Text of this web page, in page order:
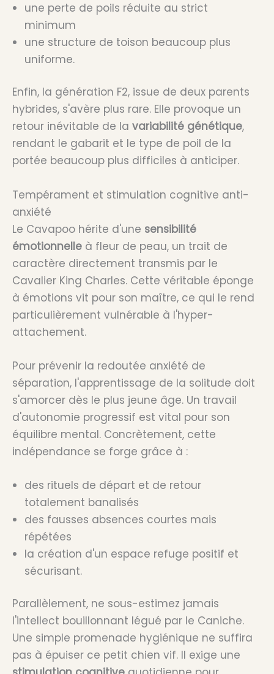
une perte de poils réduite au strict
minimum
une structure de toison beaucoup plus
uniforme.
Enfin, la génération F2, issue de deux parents
hybrides, s'avère plus rare. Elle provoque un
retour inévitable de la variabilité génétique,
rendant le gabarit et le type de poil de la
portée beaucoup plus difficiles à anticiper.
Tempérament et stimulation cognitive anti-
anxiété
Le Cavapoo hérite d'une sensibilité
émotionnelle à fleur de peau, un trait de
caractère directement transmis par le
Cavalier King Charles. Cette véritable éponge
à émotions vit pour son maître, ce qui le rend
particulièrement vulnérable à l'hyper-
attachement.
Pour prévenir la redoutée anxiété de
séparation, l'apprentissage de la solitude doit
s'amorcer dès le plus jeune âge. Un travail
d'autonomie progressif est vital pour son
équilibre mental. Concrètement, cette
indépendance se forge grâce à :
des rituels de départ et de retour
totalement banalisés
des fausses absences courtes mais
répétées
la création d'un espace refuge positif et
sécurisant.
Parallèlement, ne sous-estimez jamais
l'intellect bouillonnant légué par le Caniche.
Une simple promenade hygiénique ne suffira
pas à épuiser ce petit chien vif. Il exige une